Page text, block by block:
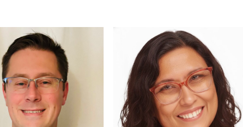
francophone, la
active de toutes et tous.
plusieurs années, j’ai eu le
de travailler au sein de nos
et de notre communauté
en occupant divers rôles qui
d’acquérir une
fine des défis qui
à la fois notre quotidien en
classe, nos conditions de
que la pérennité du
ma vision du rôle que doit jouer notre
syndicat : un espace de dialogue, de
solidarité et d’action collective, au
service de toutes et de tous.
Au fil des années, j’ai su démontrer ma
capacité à prendre le recul nécessaire
pour analyser les enjeux dans une
perspective globale. Mon éthique de
travail, ma rigueur, mon authenticité et
mon ouverture d’esprit m’ont valu le